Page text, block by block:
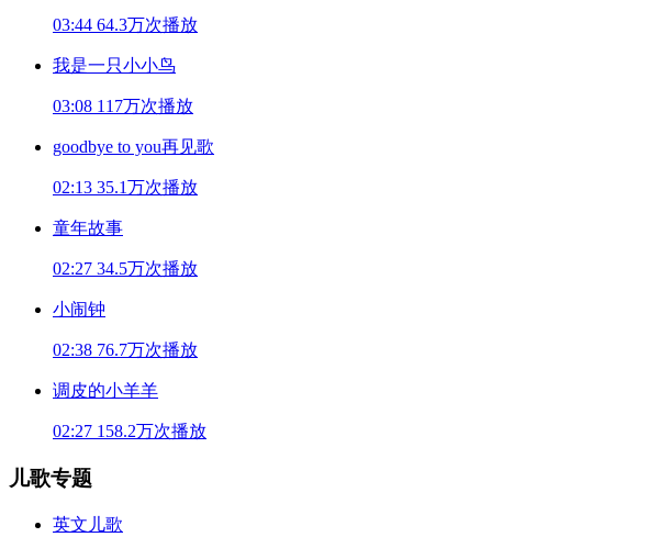
03:44 64.3万次播放
我是一只小小鸟
03:08 117万次播放
goodbye to you再见歌
02:13 35.1万次播放
童年故事
02:27 34.5万次播放
小闹钟
02:38 76.7万次播放
调皮的小羊羊
02:27 158.2万次播放
儿歌专题
英文儿歌